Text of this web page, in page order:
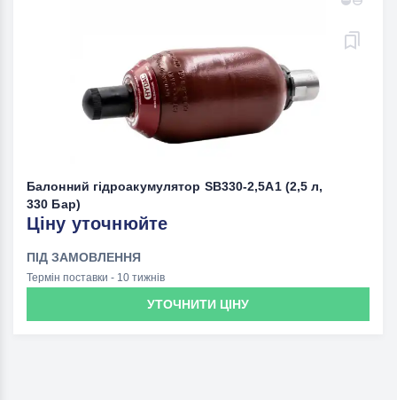
Балонний гідроакумулятор SB330-2,5A1 (2,5 л,
330 Бар)
Ціну уточнюйте
ПІД ЗАМОВЛЕННЯ
Термін поставки - 10 тижнів
УТОЧНИТИ ЦІНУ